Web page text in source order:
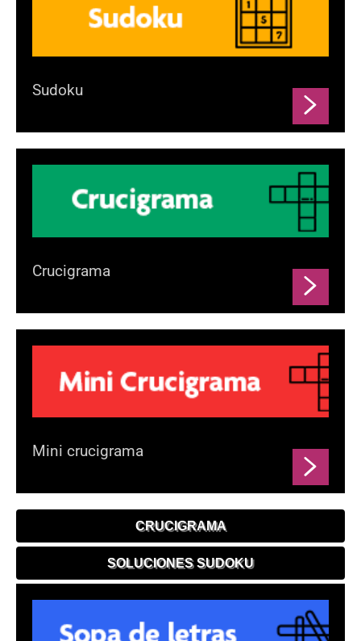
Sudoku
Crucigrama
Mini crucigrama
CRUCIGRAMA
SOLUCIONES SUDOKU